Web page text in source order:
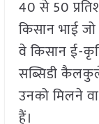
40 से 50
किसान भाई
वे किसान ई-
सब्सिडी
उनको मिलने
हैं।